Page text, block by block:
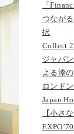
「
つなが
択
Collect
ジャパ
よる漆
ロンド
Japan
【小さ